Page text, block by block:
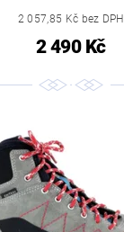
2 057,85 Kč bez DPH
2 490 Kč